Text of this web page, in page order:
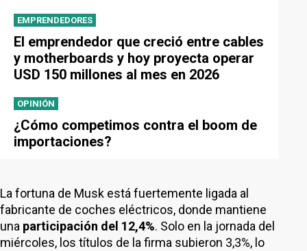
EMPRENDEDORES
El emprendedor que creció entre cables
y motherboards y hoy proyecta operar
USD 150 millones al mes en 2026
OPINIÓN
¿Cómo competimos contra el boom de
importaciones?
La fortuna de Musk está fuertemente ligada al
fabricante de coches eléctricos, donde mantiene
una participación del 12,4%. Solo en la jornada del
miércoles, los títulos de la firma subieron 3,3%, lo